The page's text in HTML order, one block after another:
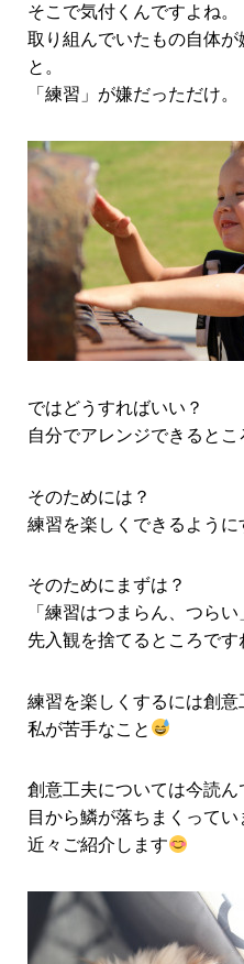
そこで気付くんですよね。
取り組んでいたもの自体が
と。
「練習」が嫌だっただけ。
ではどうすればいい？
自分でアレンジできるとこ
そのためには？
練習を楽しくできるように
そのためにまずは？
「練習はつまらん、つらい
先入観を捨てるところです
練習を楽しくするには創意
私が苦手なこと
創意工夫については今読ん
目から鱗が落ちまくってい
近々ご紹介します